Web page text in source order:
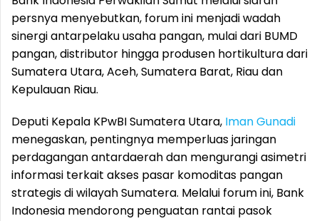
persnya menyebutkan, forum ini menjadi wadah
sinergi antarpelaku usaha pangan, mulai dari BUMD
pangan, distributor hingga produsen hortikultura dari
Sumatera Utara, Aceh, Sumatera Barat, Riau dan
Kepulauan Riau.
Deputi Kepala KPwBI Sumatera Utara, Iman Gunadi
menegaskan, pentingnya memperluas jaringan
perdagangan antardaerah dan mengurangi asimetri
informasi terkait akses pasar komoditas pangan
strategis di wilayah Sumatera. Melalui forum ini, Bank
Indonesia mendorong penguatan rantai pasok